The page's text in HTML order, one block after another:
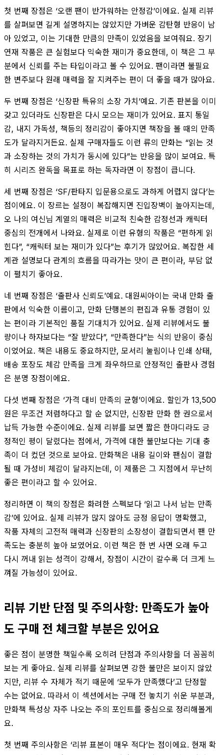
첫 번째 장점은 ‘오랜 팬이 반가워하는 안정감’이에요. 실제 리뷰
를 살펴보면 길게 설명하지는 않았지만 가벼운 감탄형 반응이 남
아 있었고, 이는 기대한 만큼의 만족이 있었음을 보여줘요. 장기
연재 작품은 큰 실험보다 익숙한 재미가 중요한데, 이 책은 그 부
분에서 신뢰를 주는 타입이라고 볼 수 있어요. 팬이라면 불필요
한 변주보다 원래 매력을 잘 지켜주는 편이 더 좋을 때가 많아요.
두 번째 장점은 ‘신장판 특유의 소장 가치’예요. 기존 판본을 이미
갖고 있더라도 신장판은 다시 모으는 재미가 있어요. 표지 통일
감, 내지 가독성, 책등의 정리감이 좋아지면 책장을 볼 때의 만족
도가 달라지거든요. 실제 구매자들도 이런 류의 만화는 “읽는 것
과 소장하는 것의 가치가 동시에 있다”는 반응을 많이 보여요. 특
히 시리즈 완독을 목표로 하는 독자라면 이 장점이 큽니다.
세 번째 장점은 ‘SF/판타지 입문용으로도 과하게 어렵지 않다’는
점이에요. 이 장르는 설정이 복잡해지면 진입장벽이 높아지는데,
오 나의 여신님 계열의 매력은 비교적 친숙한 감정선과 캐릭터
중심의 전개에서 나와요. 실제로 이런 유형의 작품은 “편하게 읽
힌다”, “캐릭터 보는 재미가 있다”는 후기가 많았어요. 복잡한 세
계관 설명보다 관계의 흐름을 따라가는 맛이 큰 편이라, 부담 없
이 펼치기 좋아요.
네 번째 장점은 ‘출판사 신뢰도’예요. 대원씨아이는 국내 만화 출
판에서 익숙한 이름이고, 만화 단행본의 편집과 유통 경험이 있
는 편이라 기본적인 품질 기대치가 있어요. 실제 리뷰에서도 불
량이나 하자보다는 “잘 받았다”, “만족한다”는 식의 반응이 중심
이었어요. 책은 내용도 중요하지만, 모서리 눌림이나 인쇄 상태,
배송 포장도 체감 만족을 크게 좌우하므로 안정적인 출판사 경험
은 분명 장점이에요.
다섯 번째 장점은 ‘가격 대비 만족의 균형’이에요. 할인가 13,500
원은 무조건 저렴하다고 할 순 없지만, 신장판 만화 한 권으로서
납득 가능한 수준이에요. 실제 리뷰를 보면 짧은 한마디라도 긍
정적인 평이 달렸다는 점에서, 가격에 대한 불만보다는 기대 충
족이 더 컸던 것으로 보아요. 만화책은 내용 길이와 팬심이 결합
될 때 가성비 체감이 달라지는데, 이 제품은 그 지점에서 무난히
좋은 편이라고 할 수 있어요.
정리하면 이 책의 장점은 화려한 스펙보다 ‘읽고 나서 남는 만족
감’에 있어요. 실제 리뷰가 많지 않아도 긍정 응답이 명확했고,
작품 자체의 고전적 매력과 신장판의 소장성이 결합되면서 팬 만
족도는 충분히 높아 보였어요. 이런 책은 한 번 사면 오래 두고
다시 꺼내 읽는 성격이 강해서, 장점이 시간이 갈수록 더 크게 느
껴질 가능성이 있어요.
리뷰 기반 단점 및 주의사항: 만족도가 높아
도 구매 전 체크할 부분은 있어요
좋은 점이 분명한 책일수록 오히려 단점과 주의사항을 더 꼼꼼히
보는 게 좋아요. 실제 리뷰를 살펴보면 강한 불만은 보이지 않았
지만, 리뷰 수 자체가 적기 때문에 ‘모두가 만족했다’고 단정할
수는 없어요. 따라서 이 섹션에서는 구매 전 놓치기 쉬운 부분과,
만화책 특성상 자주 나오는 주의 포인트를 중심으로 정리해볼게
요.
첫 번째 주의사항은 ‘리뷰 표본이 매우 적다’는 점이에요. 현재 확